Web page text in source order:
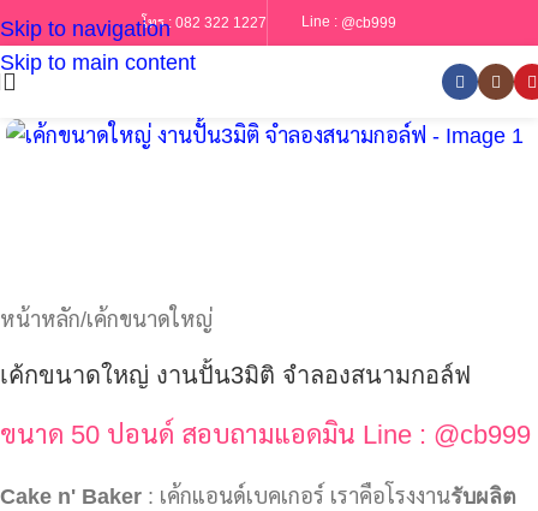
Skip to navigation
Skip to main content
โทร : 082 322 1227 Line : @cb999
หน้าหลัก/เค้กขนาดใหญ่
เค้กขนาดใหญ่ งานปั้น3มิติ จำลองสนามกอล์ฟ
ขนาด 50 ปอนด์ สอบถามแอดมิน Line : @cb999
Cake n' Baker : เค้กแอนด์เบคเกอร์ เราคือโรงงานรับผลิต